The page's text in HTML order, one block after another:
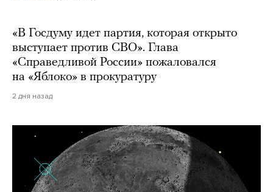
«В Госдуму идет партия, которая открыто
выступает против СВО». Глава
«Справедливой России» пожаловался
на «Яблоко» в прокуратуру
2 дня назад